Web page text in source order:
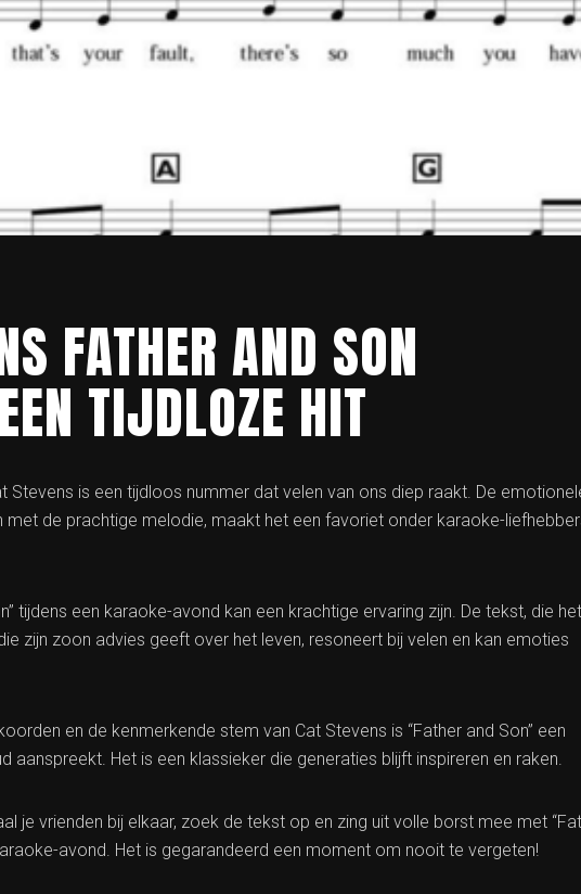
FATHER AND SON
TIJDLOZE HIT
Stevens is een tijdloos nummer dat velen van ons diep raakt. De
met de prachtige melodie, maakt het een favoriet onder karaoke-
tijdens een karaoke-avond kan een krachtige ervaring zijn. De tekst, die het
zijn zoon advies geeft over het leven, resoneert bij velen en kan emoties
en de kenmerkende stem van Cat Stevens is “Father and Son” een
aanspreekt. Het is een klassieker die generaties blijft inspireren en raken.
je vrienden bij elkaar, zoek de tekst op en zing uit volle borst mee met
avond. Het is gegarandeerd een moment om nooit te vergeten!